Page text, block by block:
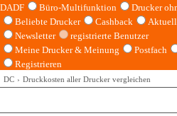
DADF
Büro-Multifunktion
Drucker
Beliebte Drucker
Cashback
Newsletter
registrierte Benutzer
Meine Drucker & Meinung
Postfach
Registrieren
DC Druckkosten aller Drucker vergleichen